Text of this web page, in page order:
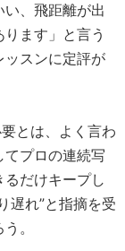
、飛距離が出
ます」と言う
ッスンに定評が
とは、よく言わ
プロの連続写
だけキープし
遅れ”と指摘を受
。